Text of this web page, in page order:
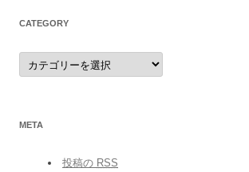
CATEGORY
category
META
投稿の RSS